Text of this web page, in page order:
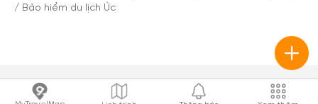
/ Bảo hiểm du lịch Úc